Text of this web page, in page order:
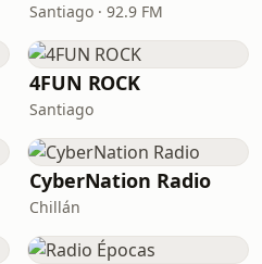
Santiago · 92.9 FM
4FUN ROCK
Santiago
CyberNation Radio
Chillán